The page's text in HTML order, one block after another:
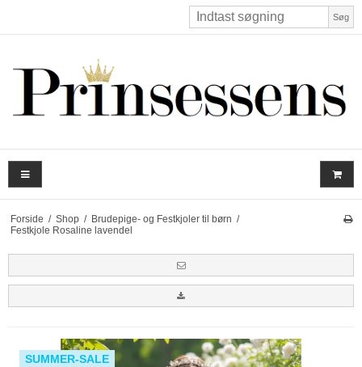
Søg
Forside / Shop / Brudepige- og Festkjoler til børn /
Festkjole Rosaline lavendel
SUMMER-SALE